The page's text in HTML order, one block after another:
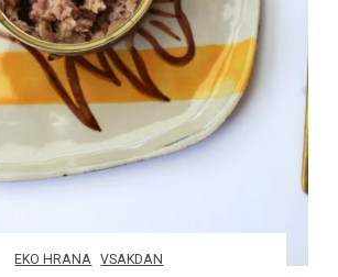
EKO HRANA VSAKDAN